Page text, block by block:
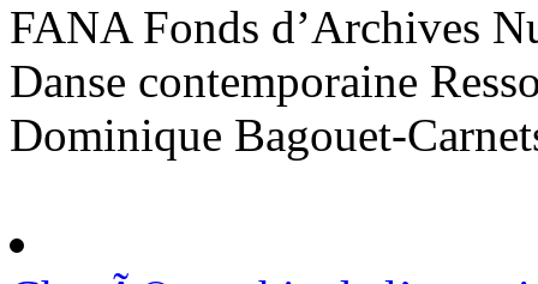
FANA Fonds d’Archives
Danse contemporaine
Dominique Bagouet-